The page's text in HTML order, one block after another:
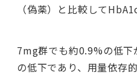
（偽薬）と比較して
7mg群でも約0.9%の低
の低下であり、用量依存